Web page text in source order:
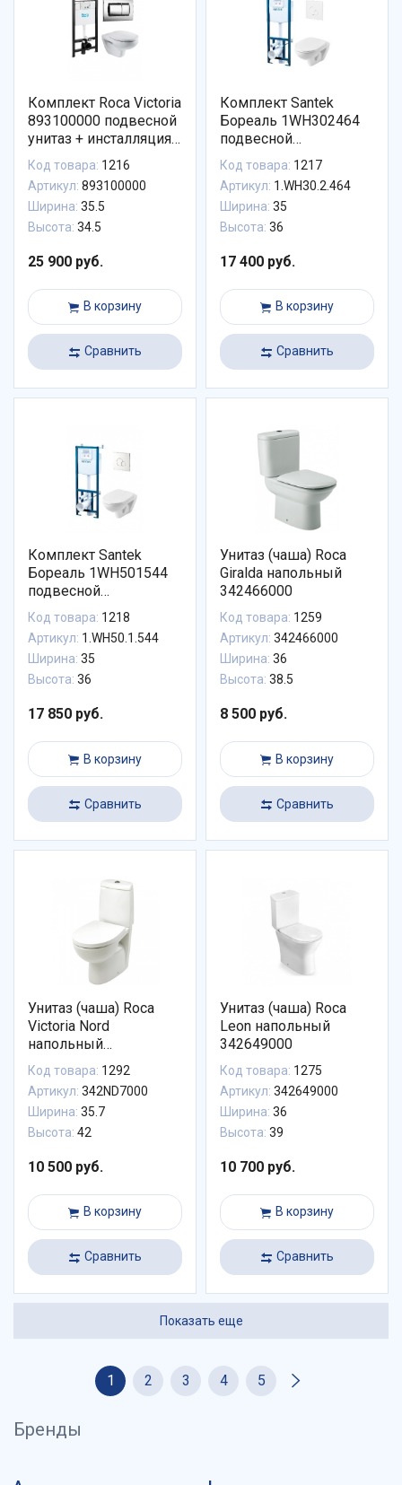
Комплект Roca Victoria
893100000 подвесной
унитаз + инсталляция
+ клавиша + сиденье
Код товара: 1216
Артикул: 893100000
Ширина: 35.5
Высота: 34.5
25 900 руб.
В корзину
Сравнить
Комплект Santek
Бореаль 1WH302464
подвесной
белого цвета
Код товара: 1217
Артикул: 1.WH30.2.464
Ширина: 35
Высота: 36
17 400 руб.
В корзину
Сравнить
Комплект Santek
Бореаль 1WH501544
подвесной
унитаз+инсталляция+сиденье+панель
хром
Код товара: 1218
Артикул: 1.WH50.1.544
Ширина: 35
Высота: 36
17 850 руб.
В корзину
Сравнить
Унитаз (чаша) Roca
Giralda напольный
342466000
Код товара: 1259
Артикул: 342466000
Ширина: 36
Высота: 38.5
8 500 руб.
В корзину
Сравнить
Унитаз (чаша) Roca
Victoria Nord
напольный
342ND7000
Код товара: 1292
Артикул: 342ND7000
Ширина: 35.7
Высота: 42
10 500 руб.
В корзину
Сравнить
Унитаз (чаша) Roca
Leon напольный
342649000
Код товара: 1275
Артикул: 342649000
Ширина: 36
Высота: 39
10 700 руб.
В корзину
Сравнить
Показать еще
1 2 3 4 5
Бренды